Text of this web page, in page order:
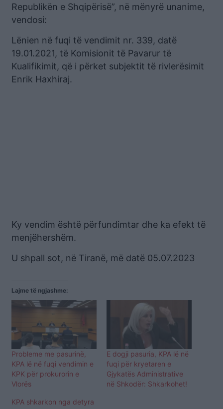
Republikën e Shqipërisë”, në mënyrë unanime,
vendosi:
Lënien në fuqi të vendimit nr. 339, datë
19.01.2021, të Komisionit të Pavarur të
Kualifikimit, që i përket subjektit të rivlerësimit
Enrik Haxhiraj.
Ky vendim është përfundimtar dhe ka efekt të
menjëhershëm.
U shpall sot, në Tiranë, më datë 05.07.2023
Lajme të ngjashme:
Probleme me pasurinë,
KPA lë në fuqi vendimin e
KPK për prokurorin e
Vlorës
E dogji pasuria, KPA lë në
fuqi për kryetaren e
Gjykatës Administrative
në Shkodër: Shkarkohet!
KPA shkarkon nga detyra